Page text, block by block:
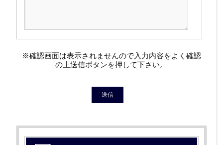
※確認画面は表示されませんので入力内容をよく確認
の上送信ボタンを押して下さい。